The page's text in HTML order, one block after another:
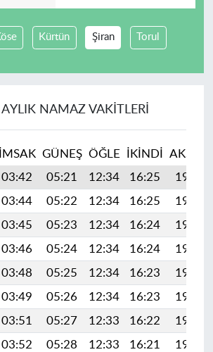
Kürtün Şiran Torul
NAMAZ VAKITLERI
İMSAK GÜNEŞ ÖĞLE İKINDI
AKŞAM
03:42 05:21 12:34 16:25
19:38
03:44 05:22 12:34 16:25
19:37
03:45 05:23 12:34 16:24
19:35
03:46 05:24 12:34 16:24
19:34
03:48 05:25 12:34 16:23
19:33
03:49 05:26 12:34 16:23
19:31
03:51 05:27 12:33 16:22
19:30
03:52 05:28 12:33 16:21
19:29